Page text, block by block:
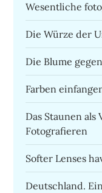
Wesentliche
Die Würze der
Die Blume
Farben
Das Staunen als
Fotografieren
Softer Lenses
Deutschland.